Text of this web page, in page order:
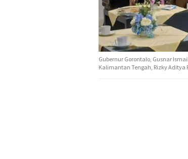
Gubernur Gorontalo, Gusnar
Kalimantan Tengah, Rizky Aditya